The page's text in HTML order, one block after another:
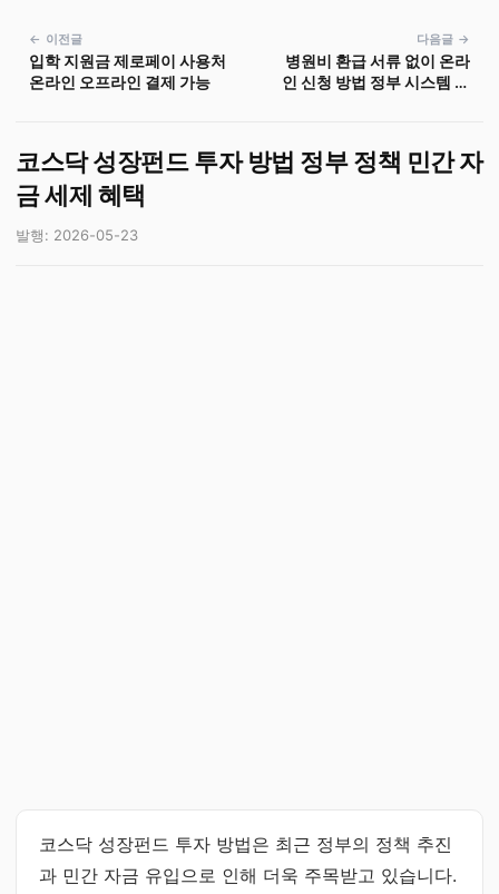
← 이전글
입학 지원금 제로페이 사용처
온라인 오프라인 결제 가능
다음글 →
병원비 환급 서류 없이 온라
인 신청 방법 정부 시스템 활
코스닥 성장펀드 투자 방법 정부 정책 민간 자
금 세제 혜택
발행: 2026-05-23
코스닥 성장펀드 투자 방법은 최근 정부의 정책 추진
과 민간 자금 유입으로 인해 더욱 주목받고 있습니다.